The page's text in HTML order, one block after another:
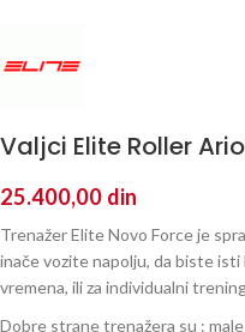
Valjci Elite Roller
25.400,00 din
Trenažer Elite Novo Force je
inače vozite napolju, da biste
vremena, ili za individualni
Dobre strane trenažera su :